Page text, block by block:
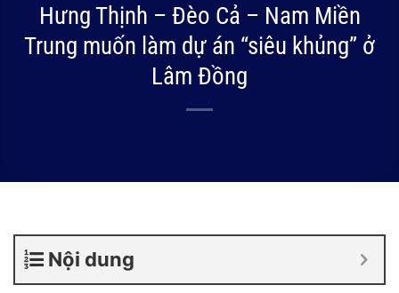
Hưng Thịnh – Đèo Cả – Nam Miền
Trung muốn làm dự án “siêu khủng” ở
Lâm Đồng
Nội dung